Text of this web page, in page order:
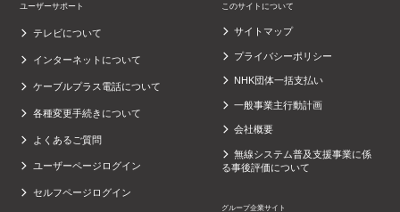
ユーザーサポート
テレビについて
インターネットについて
ケーブルプラス電話について
各種変更手続きについて
よくあるご質問
ユーザーページログイン
セルフページログイン
このサイトについて
サイトマップ
プライバシーポリシー
NHK団体一括支払い
一般事業主行動計画
会社概要
無線システム普及支援事業に係
る事後評価について
グループ企業サイト